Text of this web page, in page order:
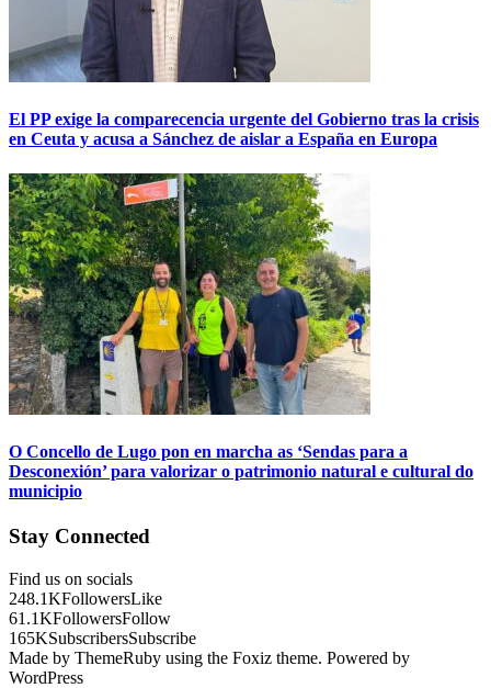
El PP exige la comparecencia urgente del Gobierno tras la crisis
en Ceuta y acusa a Sánchez de aislar a España en Europa
O Concello de Lugo pon en marcha as ‘Sendas para a
Desconexión’ para valorizar o patrimonio natural e cultural do
municipio
Stay Connected
Find us on socials
248.1KFollowersLike
61.1KFollowersFollow
165KSubscribersSubscribe
Made by ThemeRuby using the Foxiz theme. Powered by
WordPress